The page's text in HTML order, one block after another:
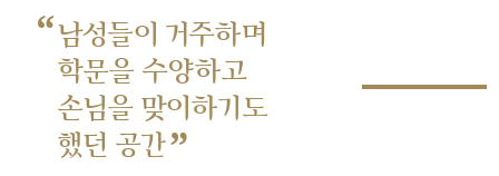
“남성들이 거주하며
학문을 수양하고
손님을 맞이하기도
했던 공간”